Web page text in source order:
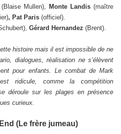
(Blaise Mullen), Monte Landis (maître
, Pat Paris (officiel).
Gérard Hernandez (Brent).
histoire mais il est impossible de ne
dialogues, réalisation ne s’élèvent
pour enfants. Le combat de Mark
ridicule, comme la compétition
déroule sur les plages en présence
curieux.
(Le frère jumeau)